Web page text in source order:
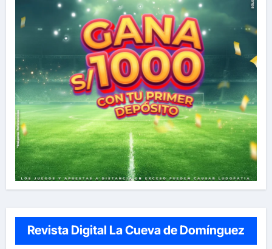
Revista Digital La Cueva de Domínguez